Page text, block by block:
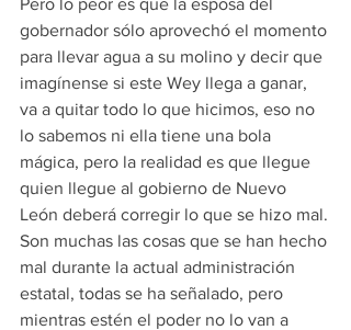
Pero lo peor es que la esposa del
gobernador sólo aprovechó el momento
para llevar agua a su molino y decir que
imagínense si este Wey llega a ganar,
va a quitar todo lo que hicimos, eso no
lo sabemos ni ella tiene una bola
mágica, pero la realidad es que llegue
quien llegue al gobierno de Nuevo
León deberá corregir lo que se hizo mal.
Son muchas las cosas que se han hecho
mal durante la actual administración
estatal, todas se ha señalado, pero
mientras estén el poder no lo van a